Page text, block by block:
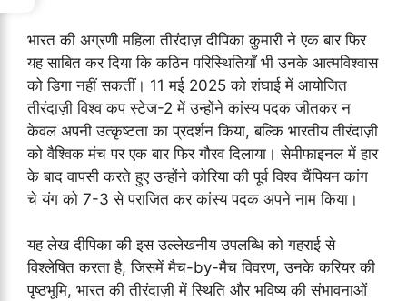
भारत की अग्रणी महिला तीरंदाज़ दीपिका कुमारी ने एक बार फिर
यह साबित कर दिया कि कठिन परिस्थितियाँ भी उनके आत्मविश्वास
को डिगा नहीं सकतीं। 11 मई 2025 को शंघाई में आयोजित
तीरंदाज़ी विश्व कप स्टेज-2 में उन्होंने कांस्य पदक जीतकर न
केवल अपनी उत्कृष्टता का प्रदर्शन किया, बल्कि भारतीय तीरंदाज़ी
को वैश्विक मंच पर एक बार फिर गौरव दिलाया। सेमीफाइनल में हार
के बाद वापसी करते हुए उन्होंने कोरिया की पूर्व विश्व चैंपियन कांग
चे यंग को 7-3 से पराजित कर कांस्य पदक अपने नाम किया।
यह लेख दीपिका की इस उल्लेखनीय उपलब्धि को गहराई से
विश्लेषित करता है, जिसमें मैच-by-मैच विवरण, उनके करियर की
पृष्ठभूमि, भारत की तीरंदाज़ी में स्थिति और भविष्य की संभावनाओं